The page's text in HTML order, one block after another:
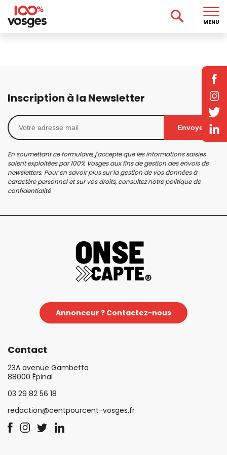
Inscription à la Newsletter
Envoyer
En soumettant ce formulaire, j'accepte que les informations saisies
soient exploitées par 100% Vosges aux fins de gestion des envois de
newsletters. Pour en savoir plus sur la gestion de vos données à
caractère personnel et sur vos droits, consultez notrepolitique de
confidentialité
Annonceur ? Contactez-nous
Contact
23A avenue Gambetta
88000 Épinal
03 29 82 56 18
redaction@centpourcent-vosges.fr
MENU